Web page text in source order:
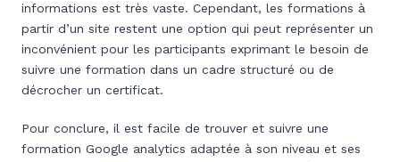
informations est très vaste. Cependant, les formations à
partir d’un site restent une option qui peut représenter un
inconvénient pour les participants exprimant le besoin de
suivre une formation dans un cadre structuré ou de
décrocher un certificat.
Pour conclure, il est facile de trouver et suivre une
formation Google analytics adaptée à son niveau et ses